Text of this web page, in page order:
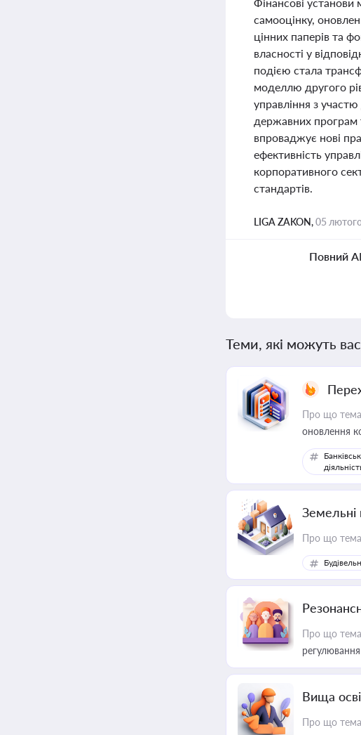
самооцінку,
цінних паперів та
власності у
подією стала
моделлю другого
управління з
державних програм
впроваджує нові
ефективність
корпоративного
стандартів.
LIGA ZAKON,05
Повний
Теми, які можуть
Про що
оновлення
Земельні
Про що
Про що
Вища
Про що